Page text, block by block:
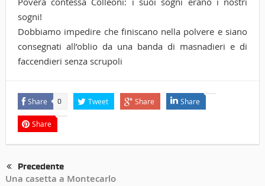
sogni!
Dobbiamo impedire che finiscano nella polvere e siano
consegnati all’oblio da una banda di masnadieri e di
faccendieri senza scrupoli
Share 0 Tweet Share Share
Share
Precedente
Una casetta a Montecarlo